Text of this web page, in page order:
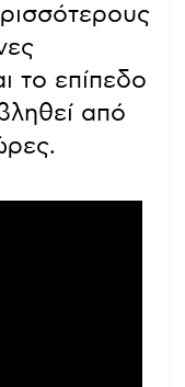
το επίπεδο
από